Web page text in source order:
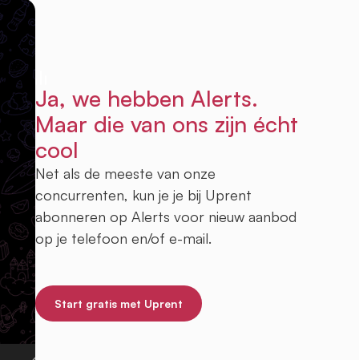
Ja, we hebben Alerts.
Maar die van ons zijn écht
cool
Net als de meeste van onze
concurrenten, kun je je bij Uprent
abonneren op Alerts voor nieuw aanbod
op je telefoon en/of e-mail.
Start gratis met Uprent